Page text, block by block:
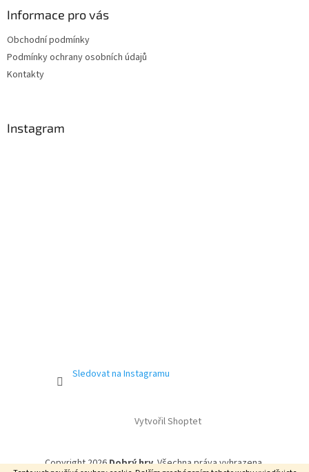
Informace pro vás
Obchodní podmínky
Podmínky ochrany osobních údajů
Kontakty
Instagram
Sledovat na Instagramu
Vytvořil Shoptet
Copyright 2026Dobrý hry. Všechna práva vyhrazena.